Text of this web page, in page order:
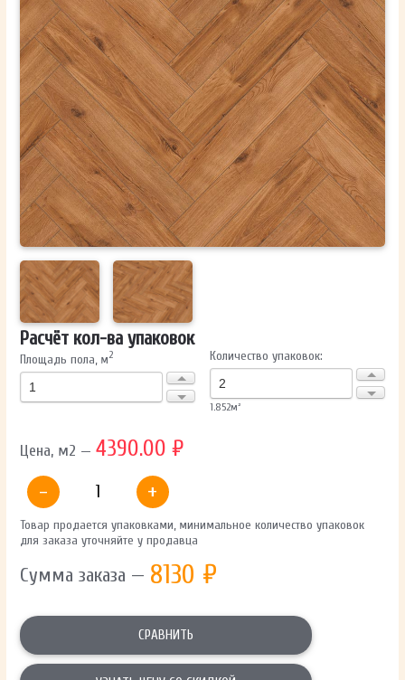
ОТПРАВИТЬ
Ваши данные не будут переданы третьим лицам
Ваши данные не будут переданы третьим лицам
Ваши данные не будут переданы третьим лицам
Расчёт кол-ва упаковок
Площадь пола, м2 Количество упаковок:
1.852м²
Цена, м2 — 4390.00 ₽
-
+
Товар продается упаковками, минимальное количество упаковок
для заказа уточняйте у продавца
Сумма заказа — 8130 ₽
СРАВНИТЬ